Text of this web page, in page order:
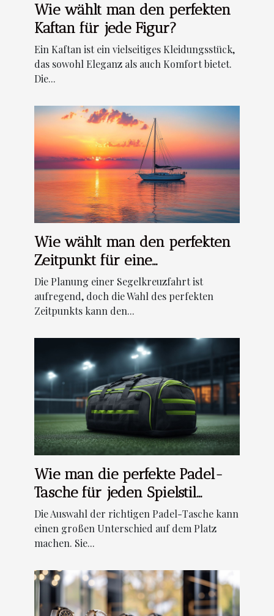
Wie wählt man den perfekten
Kaftan für jede Figur?
Ein Kaftan ist ein vielseitiges Kleidungsstück,
das sowohl Eleganz als auch Komfort bietet.
Die...
Wie wählt man den perfekten
Zeitpunkt für eine
Segelkreuzfahrt?
Die Planung einer Segelkreuzfahrt ist
aufregend, doch die Wahl des perfekten
Zeitpunkts kann den...
Wie man die perfekte Padel-
Tasche für jeden Spielstil
auswählt
Die Auswahl der richtigen Padel-Tasche kann
einen großen Unterschied auf dem Platz
machen. Sie...